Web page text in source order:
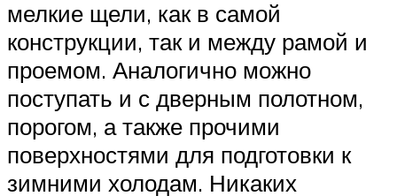
мелкие щели, как в самой
конструкции, так и между рамой и
проемом. Аналогично можно
поступать и с дверным полотном,
порогом, а также прочими
поверхностями для подготовки к
зимними холодам. Никаких